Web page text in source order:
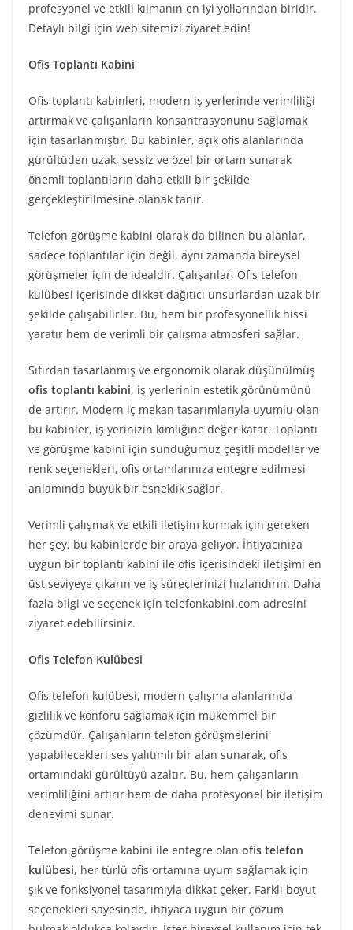
profesyonel ve etkili kılmanın en iyi yollarından biridir.
Detaylı bilgi için web sitemizi ziyaret edin!
Ofis Toplantı Kabini
Ofis toplantı kabinleri, modern iş yerlerinde verimliliği
artırmak ve çalışanların konsantrasyonunu sağlamak
için tasarlanmıştır. Bu kabinler, açık ofis alanlarında
gürültüden uzak, sessiz ve özel bir ortam sunarak
önemli toplantıların daha etkili bir şekilde
gerçekleştirilmesine olanak tanır.
Telefon görüşme kabini olarak da bilinen bu alanlar,
sadece toplantılar için değil, aynı zamanda bireysel
görüşmeler için de idealdir. Çalışanlar, Ofis telefon
kulübesi içerisinde dikkat dağıtıcı unsurlardan uzak bir
şekilde çalışabilirler. Bu, hem bir profesyonellik hissi
yaratır hem de verimli bir çalışma atmosferi sağlar.
Sıfırdan tasarlanmış ve ergonomik olarak düşünülmüş
ofis toplantı kabini, iş yerlerinin estetik görünümünü
de artırır. Modern iç mekan tasarımlarıyla uyumlu olan
bu kabinler, iş yerinizin kimliğine değer katar. Toplantı
ve görüşme kabini için sunduğumuz çeşitli modeller ve
renk seçenekleri, ofis ortamlarınıza entegre edilmesi
anlamında büyük bir esneklik sağlar.
Verimli çalışmak ve etkili iletişim kurmak için gereken
her şey, bu kabinlerde bir araya geliyor. İhtiyacınıza
uygun bir toplantı kabini ile ofis içerisindeki iletişimi en
üst seviyeye çıkarın ve iş süreçlerinizi hızlandırın. Daha
fazla bilgi ve seçenek için telefonkabini.com adresini
ziyaret edebilirsiniz.
Ofis Telefon Kulübesi
Ofis telefon kulübesi, modern çalışma alanlarında
gizlilik ve konforu sağlamak için mükemmel bir
çözümdür. Çalışanların telefon görüşmelerini
yapabilecekleri ses yalıtımlı bir alan sunarak, ofis
ortamındaki gürültüyü azaltır. Bu, hem çalışanların
verimliliğini artırır hem de daha profesyonel bir iletişim
deneyimi sunar.
Telefon görüşme kabini ile entegre olan ofis telefon
kulübesi, her türlü ofis ortamına uyum sağlamak için
şık ve fonksiyonel tasarımıyla dikkat çeker. Farklı boyut
seçenekleri sayesinde, ihtiyaca uygun bir çözüm